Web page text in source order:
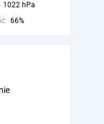
1022 hPa
66%